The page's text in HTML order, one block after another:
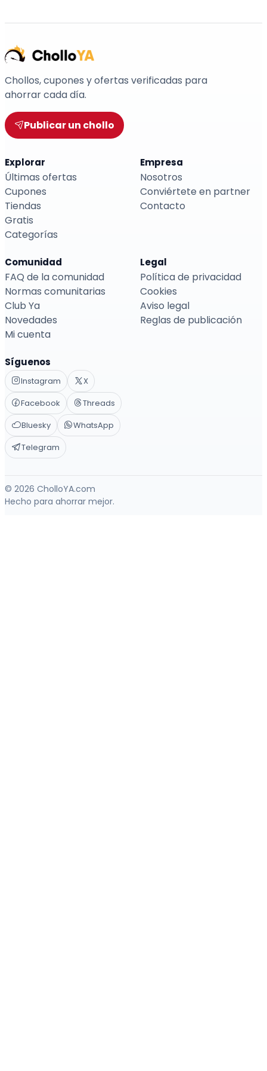
Chollos, cupones y ofertas verificadas para
ahorrar cada día.
Publicar un chollo
Explorar
Últimas ofertas
Cupones
Tiendas
Gratis
Categorías
Empresa
Nosotros
Conviértete en partner
Contacto
Comunidad
FAQ de la comunidad
Normas comunitarias
Club Ya
Novedades
Mi cuenta
Legal
Política de privacidad
Cookies
Aviso legal
Reglas de publicación
Síguenos
Instagram
X
Facebook
Threads
Bluesky
WhatsApp
Telegram
© 2026 CholloYA.com
Hecho para ahorrar mejor.